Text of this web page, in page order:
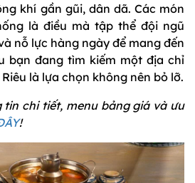
khí gần gũi, dân dã. Các món
là điều mà tập thể đội ngũ
nỗ lực hàng ngày để mang đến
bạn đang tìm kiếm một địa chỉ
là lựa chọn không nên bỏ lỡ.
tin chi tiết, menu bảng giá và ưu
!